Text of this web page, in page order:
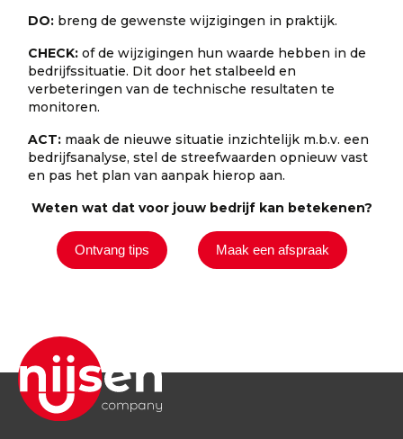
DO: breng de gewenste wijzigingen in praktijk.
CHECK:of de wijzigingen hun waarde hebben in de
bedrijfssituatie. Dit door het stalbeeld en
verbeteringen van de technische resultaten te
monitoren.
ACT: maak de nieuwe situatie inzichtelijk m.b.v. een
bedrijfsanalyse, stel de streefwaarden opnieuw vast
en pas het plan van aanpak hierop aan.
Weten wat dat voor jouw bedrijf kan betekenen?
Ontvang tips Maak een afspraak